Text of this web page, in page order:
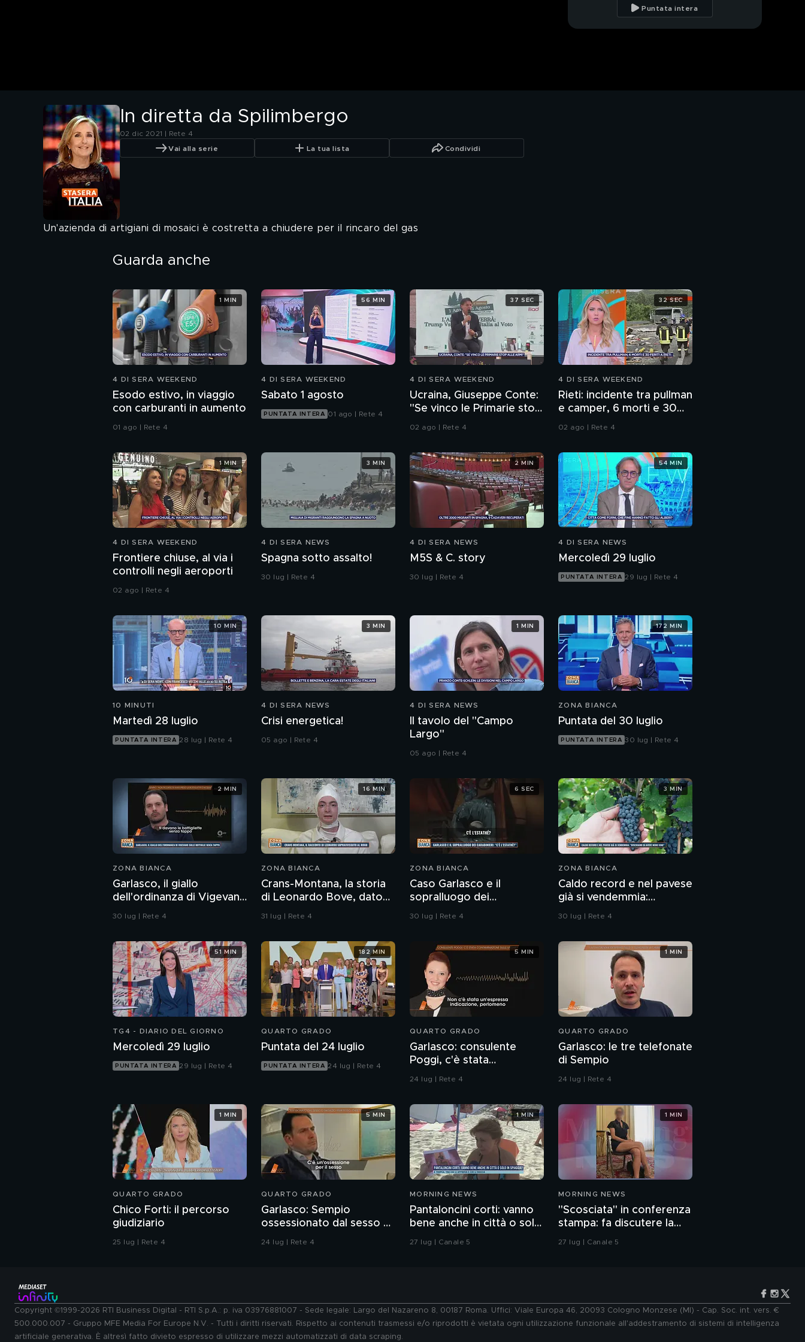
Puntata intera
In diretta da Spilimbergo
02 dic 2021 | Rete 4
Vai alla serie La tua lista Condividi
Un'azienda di artigiani di mosaici è costretta a chiudere per il rincaro del gas
Guarda anche
4 DI SERA WEEKEND
Esodo estivo, in viaggio
con carburanti in aumento
01 ago | Rete 4
1 MIN
4 DI SERA WEEKEND
Sabato 1 agosto
PUNTATA INTERA 01 ago | Rete 4
56 MIN
4 DI SERA WEEKEND
Ucraina, Giuseppe Conte:
"Se vinco le Primarie stop
alle armi"
02 ago | Rete 4
37 SEC
4 DI SERA WEEKEND
Rieti: incidente tra pullman
e camper, 6 morti e 30
02 ago | Rete 4
32 SEC
4 DI SERA WEEKEND
Frontiere chiuse, al via i
controlli negli aeroporti
02 ago | Rete 4
1 MIN
4 DI SERA NEWS
Spagna sotto assalto!
30 lug | Rete 4
3 MIN
4 DI SERA NEWS
M5S & C. story
30 lug | Rete 4
2 MIN
4 DI SERA NEWS
Mercoledì 29 luglio
PUNTATA INTERA 29 lug | Rete 4
54 MIN
10 MINUTI
Martedì 28 luglio
PUNTATA INTERA 28 lug | Rete 4
10 MIN
4 DI SERA NEWS
Crisi energetica!
05 ago | Rete 4
3 MIN
4 DI SERA NEWS
Il tavolo del "Campo
Largo"
05 ago | Rete 4
1 MIN
ZONA BIANCA
Puntata del 30 luglio
PUNTATA INTERA 30 lug | Rete 4
172 MIN
ZONA BIANCA
Garlasco, il giallo
dell'ordinanza di Vigevano
sulle bottiglie senza
30 lug | Rete 4
2 MIN
ZONA BIANCA
Crans-Montana, la storia
di Leonardo Bove, dato
per disperso nel rogo
31 lug | Rete 4
16 MIN
ZONA BIANCA
Caso Garlasco e il
sopralluogo dei
Carabinieri
30 lug | Rete 4
6 SEC
ZONA BIANCA
Caldo record e nel pavese
già si vendemmia:
"Rischiamo di avere meno
30 lug | Rete 4
3 MIN
TG4 - DIARIO DEL GIORNO
Mercoledì 29 luglio
PUNTATA INTERA 29 lug | Rete 4
51 MIN
QUARTO GRADO
Puntata del 24 luglio
PUNTATA INTERA 24 lug | Rete 4
182 MIN
QUARTO GRADO
Garlasco: consulente
Poggi, c'è stata
contaminazione sulle
24 lug | Rete 4
5 MIN
QUARTO GRADO
Garlasco: le tre telefonate
di Sempio
24 lug | Rete 4
1 MIN
QUARTO GRADO
Chico Forti: il percorso
giudiziario
25 lug | Rete 4
1 MIN
QUARTO GRADO
Garlasco: Sempio
ossessionato dal sesso o
ragazzo rispettoso?
24 lug | Rete 4
5 MIN
MORNING NEWS
Pantaloncini corti: vanno
bene anche in città o solo
in spiaggia?
27 lug | Canale 5
1 MIN
MORNING NEWS
"Scosciata" in conferenza
stampa: fa discutere la
vicesindaca di Livorno
27 lug | Canale 5
1 MIN
Copyright ©1999-2026 RTI Business Digital - RTI S.p.A.: p. iva 03976881007 - Sede legale: Largo del Nazareno 8, 00187 Roma. Uffici: Viale Europa 46, 20093 Cologno Monzese (MI) - Cap. Soc. int. vers. €
500.000.007 - Gruppo MFE Media For Europe N.V. - Tutti i diritti riservati. Rispetto ai contenuti trasmessi e/o riprodotti è vietata ogni utilizzazione funzionale all'addestramento di sistemi di intelligenza
artificiale generativa. È altresì fatto divieto espresso di utilizzare mezzi automatizzati di data scraping.